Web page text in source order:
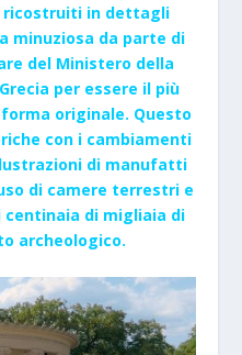
ricostruiti in dettagli
minuziosa da parte di
del Ministero della
per essere il più
originale. Questo
con i cambiamenti
di manufatti
di camere terrestri e
centinaia di migliaia di
archeologico.